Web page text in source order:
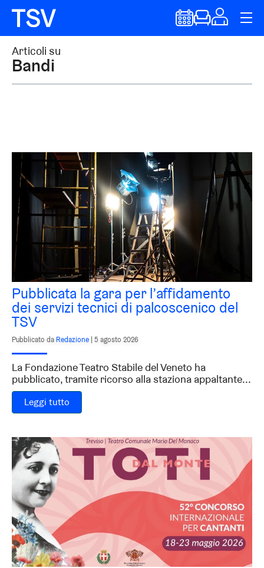
Articoli su
Bandi
Pubblicata la gara per l’affidamento
dei servizi tecnici di palcoscenico del
TSV
Pubblicato da Redazione | 5 agosto 2026
La Fondazione Teatro Stabile del Veneto ha
pubblicato, tramite ricorso alla staziona appaltante...
Leggi tutto